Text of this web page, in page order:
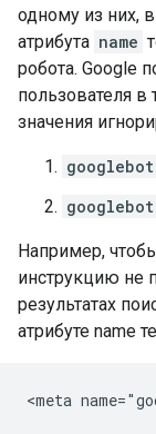
одному из них,
атрибута name
робота. Google
пользователя в
значения
googlebot
Например,
инструкцию не
результатах
атрибуте name
<meta